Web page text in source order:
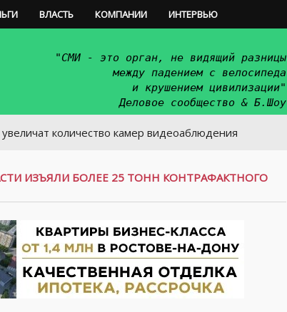
ВЛАСТЬ КОМПАНИИ ИНТЕРВЬЮ
"СМИ - это орган, не видящий разницы
между падением с велосипеда
и крушением цивилизации"
Деловое сообщество & Б.Шоу
количество камер видеоаблюдения
ИЗЪЯЛИ БОЛЕЕ 25 ТОНН КОНТРАФАКТНОГО